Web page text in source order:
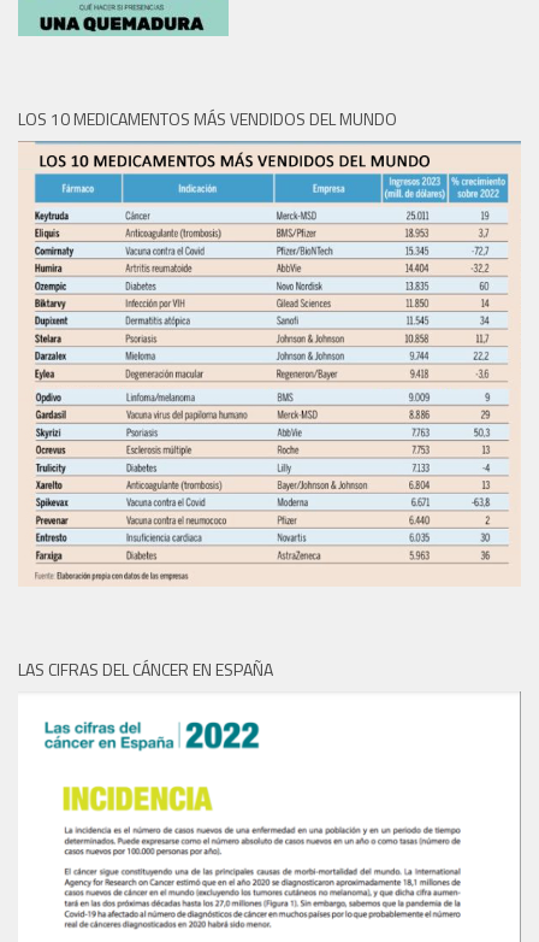
LOS 10 MEDICAMENTOS MÁS VENDIDOS DEL MUNDO
LAS CIFRAS DEL CÁNCER EN ESPAÑA